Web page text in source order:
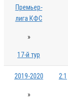
Премьер-
лига КФС
»
17-й тур
2019-2020
»
2:1